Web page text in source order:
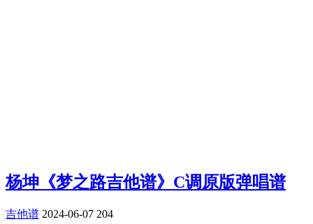
杨坤《梦之路吉他谱》C调原版弹唱谱
吉他谱 2024-06-07 204